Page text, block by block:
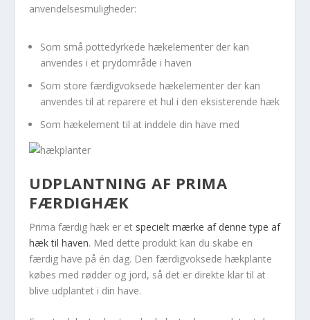
anvendelsesmuligheder:
Som små pottedyrkede hækelementer der kan
anvendes i et prydområde i haven
Som store færdigvoksede hækelementer der kan
anvendes til at reparere et hul i den eksisterende hæk
Som hækelement til at inddele din have med
UDPLANTNING AF PRIMA
FÆRDIGHÆK
Prima færdig hæk er et specielt mærke af denne type af
hæk til haven. Med dette produkt kan du skabe en
færdig have på én dag. Den færdigvoksede hækplante
købes med rødder og jord, så det er direkte klar til at
blive udplantet i din have.